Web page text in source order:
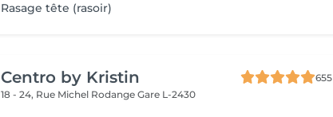
Rasage tête (rasoir)
Centro by Kristin
655
18 - 24, Rue Michel RodangeGare L-2430